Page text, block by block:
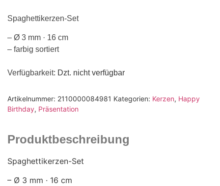
Spaghettikerzen-Set
– Ø 3 mm · 16 cm
– farbig sortiert
Verfügbarkeit: Dzt. nicht verfügbar
Artikelnummer: 2110000084981 Kategorien: Kerzen, Happy
Birthday, Präsentation
Produktbeschreibung
Spaghettikerzen-Set
– Ø 3 mm · 16 cm